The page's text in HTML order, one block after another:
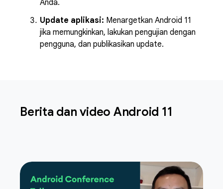
Anda.
Update aplikasi: Menargetkan Android 11
jika memungkinkan, lakukan pengujian dengan
pengguna, dan publikasikan update.
Berita dan video Android 11